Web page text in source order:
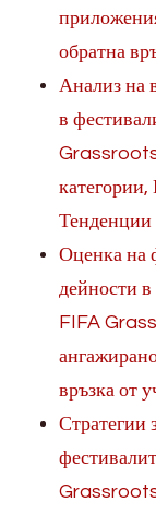
обратна
Анализ на
в
категории,
Тенденции
Оценка на
дейности
FIFA
връзка от
Стратегии